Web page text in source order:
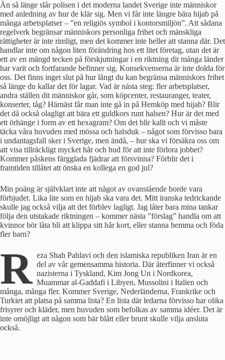
Än så länge slår polisen i det moderna landet Sverige inte människor
med anledning av hur de klär sig. Men vi får inte längre bära hijab på
många arbetsplatser – ”en religiös symbol i kontorsmiljön”. Att sådana
regelverk begränsar människors personliga frihet och mänskliga
rättigheter är inte rimligt, men det kommer inte heller att stanna där. Det
handlar inte om någon liten förändring hos ett litet företag, utan det är
ett av en mängd tecken på förskjutningar i en riktning dit många länder
har varit och fortfarande befinner sig. Konsekvenserna är inte dolda för
oss. Det finns inget slut på hur långt du kan begränsa människors frihet
så länge du kallar det för lagar. Vad är nästa steg: fler arbetsplatser,
andra ställen dit människor går, som köpcenter, restauranger, teater,
konserter, tåg? Härnäst får man inte gå in på Hemköp med hijab? Blir
det då också olagligt att bära ett guldkors runt halsen? Hur är det med
ett örhänge i form av ett hexagram? Om det blir kallt och vi måste
täcka våra huvuden med mössa och halsduk – något som förvisso bara
i undantagsfall sker i Sverige, men ändå, – hur ska vi försäkra oss om
att visa tillräckligt mycket hår och hud för att inte förlora jobbet?
Kommer påskens färgglada fjädrar att försvinna? Förblir det i
framtiden tillåtet att önska en kollega en god jul?
Min poäng är självklart inte att något av ovanstående borde vara
förbjudet. Lika lite som en hijab ska vara det. Mitt iranska tedrickande
skulle jag också vilja att det förblev lagligt. Jag låter bara mina tankar
följa den utstakade riktningen – kommer nästa ”förslag” handla om att
kvinnor bör låta bli att klippa sitt hår kort, eller stanna hemma och föda
fler barn?
R eza Shah Pahlavi och den islamiska republi­ken Iran är en
del av vår gemensamma historia. Där återfinner vi också
nazisterna i Tyskland, Kim Jong Un i Nordkorea,
Muammar al-Gaddafi i Libyen, Mussolini i Italien och
många, många fler. Kommer Sverige, Nederländerna, Frankrike och
Turkiet att platsa på samma lista? En lista där ledarna förvisso har olika
frisyrer och kläder, men huvuden som befolkas av samma idéer. Det är
inte omöjligt att någon som bär blått eller brunt skulle vilja ansluta
också.